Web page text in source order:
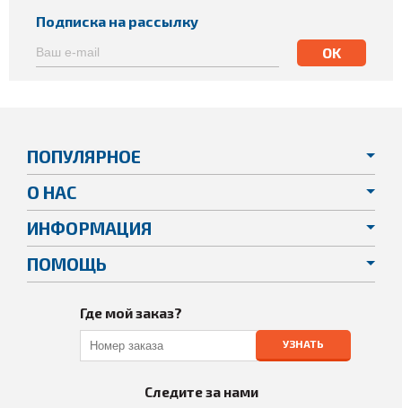
Подписка на рассылку
ПОПУЛЯРНОЕ
О НАС
ИНФОРМАЦИЯ
ПОМОЩЬ
Где мой заказ?
УЗНАТЬ
Следите за нами